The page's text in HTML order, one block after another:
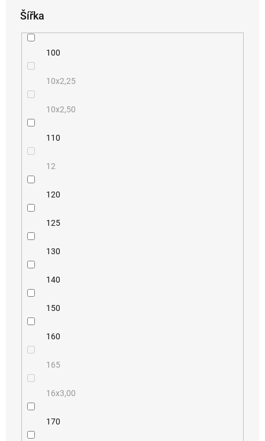
Šířka
100
10x2,25
10x2,50
110
12
120
125
130
140
150
160
165
16x3,00
170